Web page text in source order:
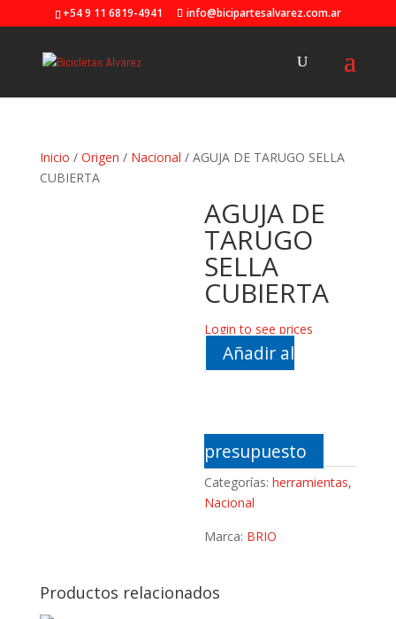
+54 9 11 6819-4941 info@bicipartesalvarez.com.ar
Inicio / Origen / Nacional / AGUJA DE TARUGO SELLA
CUBIERTA
AGUJA DE
TARUGO
SELLA
CUBIERTA
Login to see prices
Añadir al
presupuesto
Categorías:herramientas,
Nacional
Marca: BRIO
Productos relacionados